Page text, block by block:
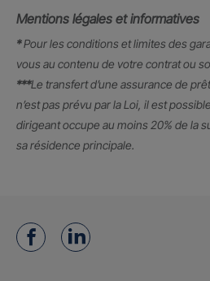
Mentions légales et informatives
*Pour les conditions et limites des
vous au contenu de votre contrat ou
***Le transfert d’une assurance de
n’est pas prévu par la Loi, il est
dirigeant occupe au moins 20% de la
sa résidence principale.